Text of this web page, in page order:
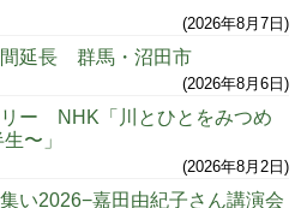
2026年8月7日
間延長 群馬・沼田市
2026年8月6日
ー NHK「川とひとをみつめ
〜」
2026年8月2日
い2026−嘉田由紀子さん講演会